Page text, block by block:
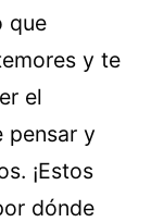
que
y te
el
pensar y
¡Estos
dónde